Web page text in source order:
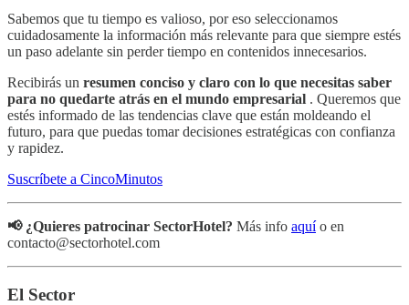
Sabemos que tu tiempo es valioso, por eso seleccionamos
cuidadosamente la información más relevante para que siempre estés
un paso adelante sin perder tiempo en contenidos innecesarios.
Recibirás un resumen conciso y claro con lo que necesitas saber
para no quedarte atrás en el mundo empresarial . Queremos que
estés informado de las tendencias clave que están moldeando el
futuro, para que puedas tomar decisiones estratégicas con confianza
y rapidez.
Suscríbete a CincoMinutos
📢 ¿Quieres patrocinar SectorHotel? Más info aquío en
contacto@sectorhotel.com
El Sector